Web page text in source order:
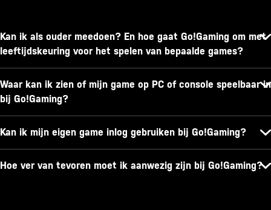
Kan ik als ouder meedoen? En hoe gaat Go!Gaming om met
leeftijdskeuring voor het spelen van bepaalde games?
Waar kan ik zien of mijn game op PC of console speelbaar in
bij Go!Gaming?
Kan ik mijn eigen game inlog gebruiken bij Go!Gaming?
Hoe ver van tevoren moet ik aanwezig zijn bij Go!Gaming?